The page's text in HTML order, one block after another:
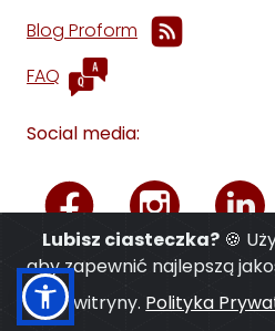
Blog Proform
FAQ
Social media:
Lubisz ciasteczka?🍪
aby zapewnić najlepszą
witryny. Polityka